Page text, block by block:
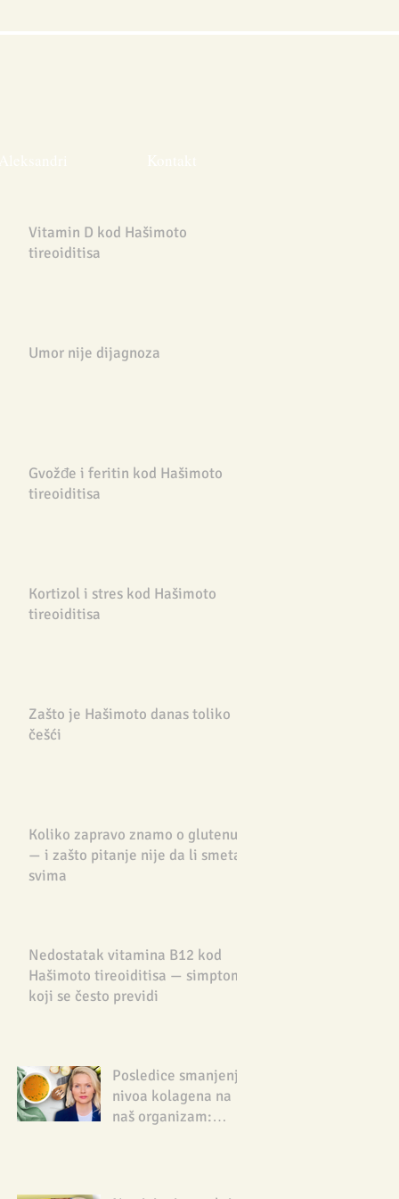
Vitamin D kod Hašimoto
tireoiditisa
Umor nije dijagnoza
Gvožđe i feritin kod Hašimoto
tireoiditisa
Kortizol i stres kod Hašimoto
tireoiditisa
Zašto je Hašimoto danas toliko
češći
Koliko zapravo znamo o glutenu
— i zašto pitanje nije da li smeta
svima
Nedostatak vitamina B12 kod
Hašimoto tireoiditisa — simptom
koji se često previdi
Posledice smanjenja
nivoa kolagena na
naš organizam: